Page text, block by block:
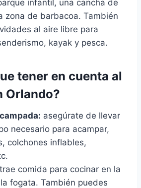
infantil, una cancha de
zona de barbacoa. También
al aire libre para
kayak y pesca.
tener en cuenta al
Orlando?
asegúrate de llevar
necesario para acampar,
colchones inflables,
trae comida para cocinar en la
fogata. También puedes